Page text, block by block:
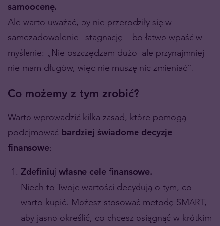
samoocenę.
Ale warto uważać, by nie przerodziły się w
samozadowolenie i stagnację – bo łatwo wpaść w
myślenie: „Nie oszczędzam dużo, ale przynajmniej
nie mam długów, więc nie muszę nic zmieniać”.
Co możemy z tym zrobić?
Warto wprowadzić kilka zasad, które pomogą
podejmować bardziej świadome decyzje
finansowe:
Zdefiniuj własne cele finansowe.
Niech to Twoje wartości decydują o tym, co
warto kupić. Możesz stosować metodę SMART,
aby jasno określić, co chcesz osiągnąć w krótkim